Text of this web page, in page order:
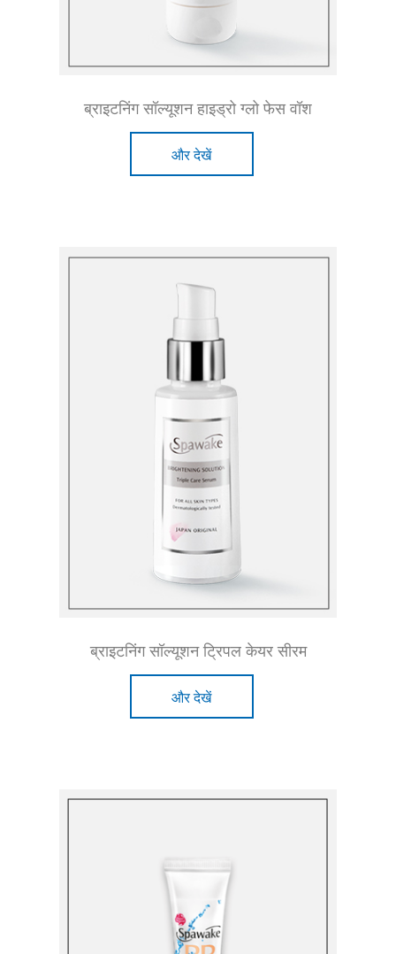
ब्राइटनिंग सॉल्यूशन हाइड्रो ग्लो फेस वॉश
और देखें
ब्राइटनिंग सॉल्यूशन ट्रिपल केयर सीरम
और देखें